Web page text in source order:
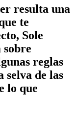
resulta una
te
Sole
reglas
selva de las
lo que